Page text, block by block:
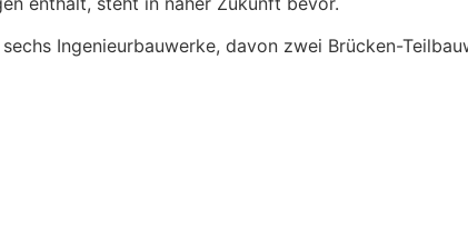
Ingenieurbauwerke, davon zwei Brücken-